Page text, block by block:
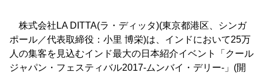
株式会社LA DITTA(ラ・ディッタ)(東京都港区、シンガ
ポール／代表取締役：小里 博栄)は、インドにおいて25万
人の集客を見込むインド最大の日本紹介イベント「クール
ジャパン・フェスティバル2017-ムンバイ・デリー-」(開